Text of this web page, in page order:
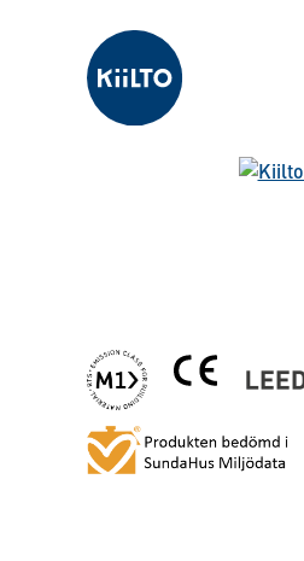
Kiilto Sweden